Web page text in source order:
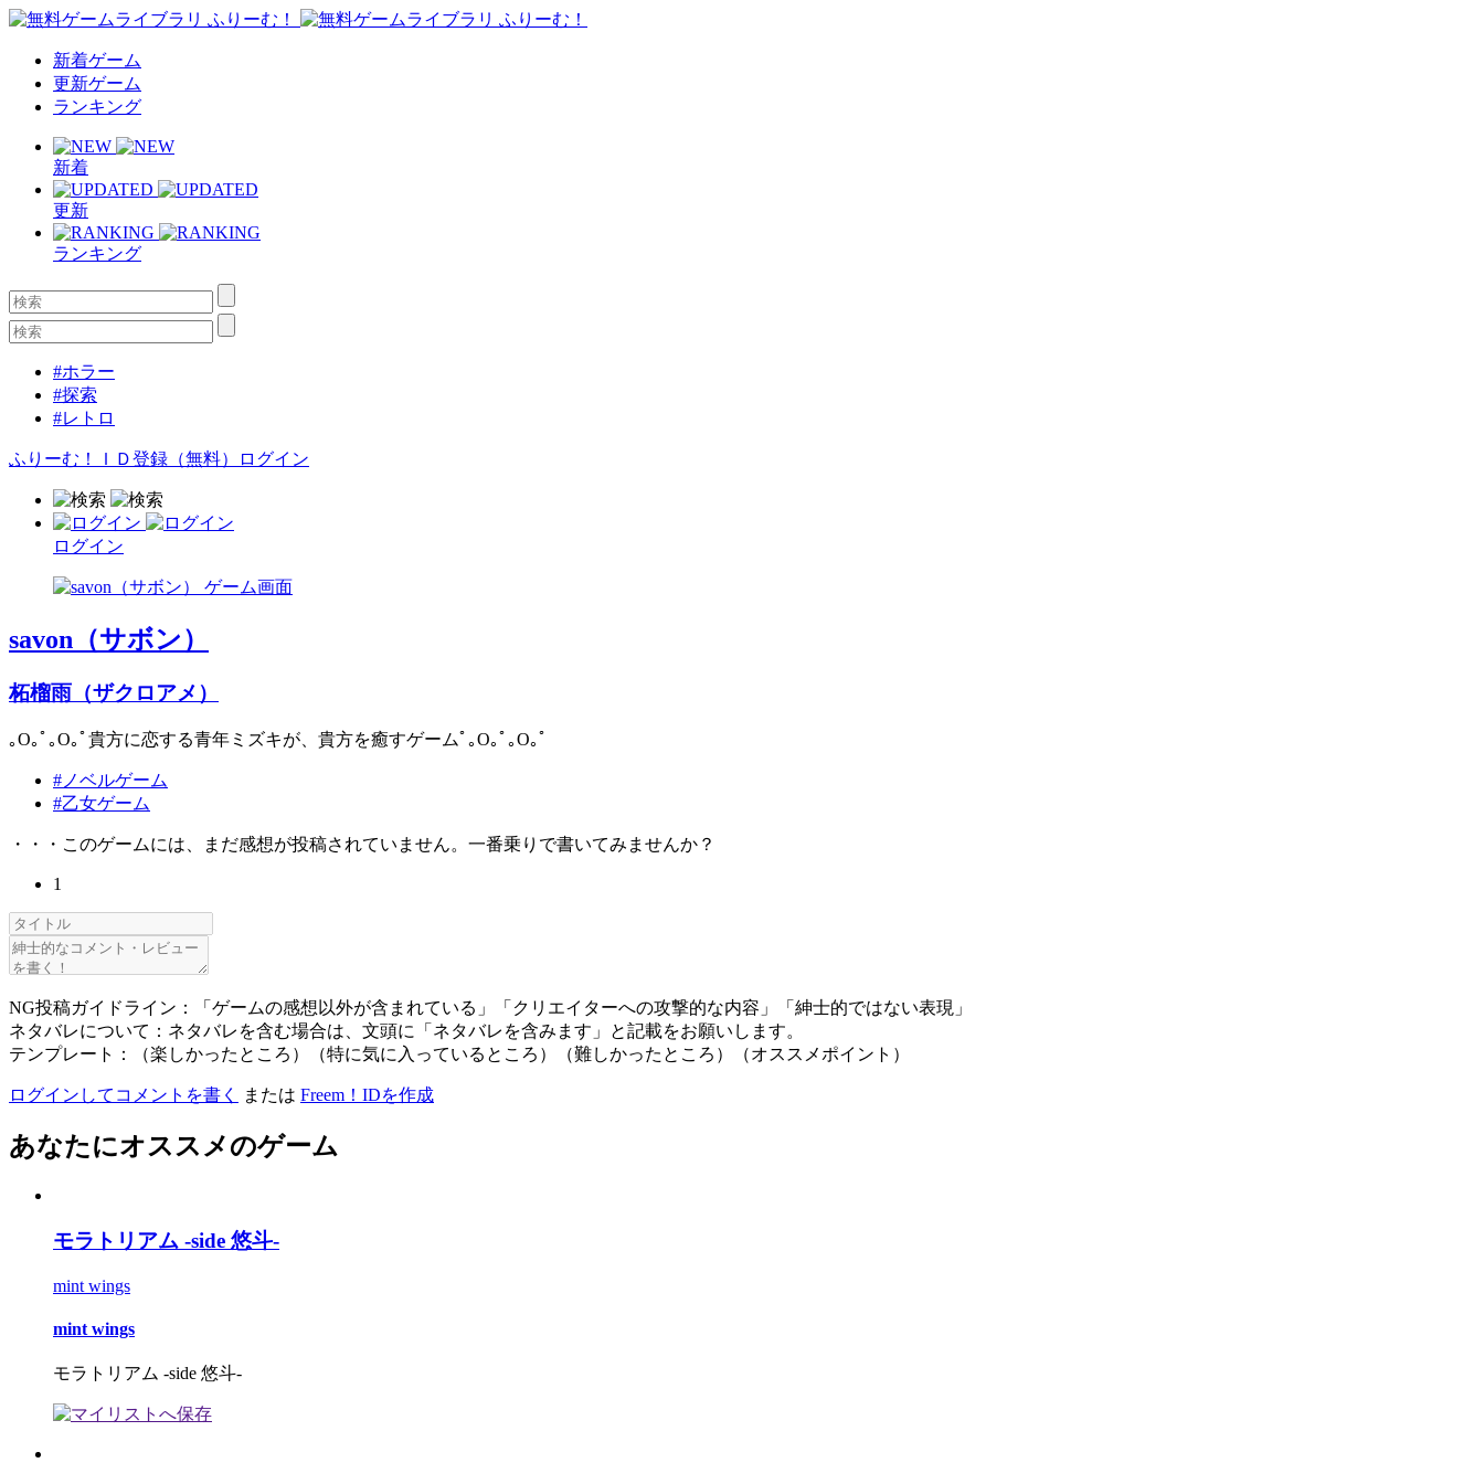
新着ゲーム
更新ゲーム
ランキング
新着
更新
ランキング
#ホラー
#探索
#レトロ
ふりーむ！ＩＤ登録（無料） ログイン
ログイン
savon（サボン）
柘榴雨（ザクロアメ）
｡O｡ﾟ｡O｡ﾟ貴方に恋する青年ミズキが、貴方を癒すゲームﾟ｡O｡ﾟ｡O｡ﾟ
#ノベルゲーム
#乙女ゲーム
・・・このゲームには、まだ感想が投稿されていません。一番乗りで書いてみませんか？
1
NG投稿ガイドライン：「ゲームの感想以外が含まれている」「クリエイターへの攻撃的な内容」「紳士的ではない表現」
ネタバレについて：ネタバレを含む場合は、文頭に「ネタバレを含みます」と記載をお願いします。
テンプレート：（楽しかったところ）（特に気に入っているところ）（難しかったところ）（オススメポイント）
ログインしてコメントを書く または Freem！IDを作成
あなたにオススメのゲーム
モラトリアム -side 悠斗-
mint wings
mint wings
モラトリアム -side 悠斗-